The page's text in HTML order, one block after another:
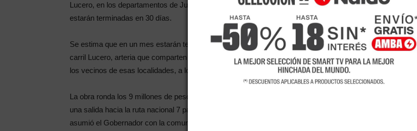
Lucero, en los departamentos de Junín y San Martín. Los trabajos tienen una extensión de 8 kilómetros y
estarán terminadas en 30 días.
Se estima que en un mes estarán terminadas las tareas de sellado asfáltico sobre carril Santos Lugares y
carril Lucero, arteria que comparten los departamentos de Junín y San Martín y que es muy transitada por
los vecinos de esas localidades, a los que se suman los habitantes de Rivadavia.
La obra ronda los 9 millones de pesos, vincula los distritos de Ingeniero Giagnoni y Alto Verde y constituye
una salida hacia la ruta nacional 7 para los departamentos señalados. “Cumplimos con el compromiso que
asumió el Gobernador con la comunidad del Este”, afirmó Jorge García Salazar, director consejero de la